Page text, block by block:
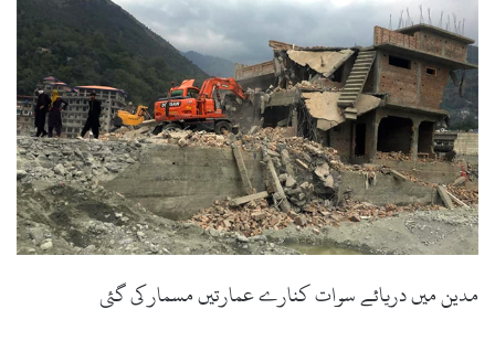
email
مدین میں دریائے سوات کنارے عمارتیں مسمار کی گئی